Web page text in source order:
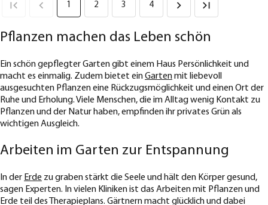
1 2 3 4
Pflanzen machen das Leben schön
Ein schön gepflegter Garten gibt einem Haus Persönlichkeit und
macht es einmalig. Zudem bietet einGartenmit liebevoll
ausgesuchten Pflanzen eine Rückzugsmöglichkeit und einen Ort der
Ruhe und Erholung. Viele Menschen, die im Alltag wenig Kontakt zu
Pflanzen und der Natur haben, empfinden ihr privates Grün als
wichtigen Ausgleich.
Arbeiten im Garten zur Entspannung
In der Erde zu graben stärkt die Seele und hält den Körper gesund,
sagen Experten. In vielen Kliniken ist das Arbeiten mit Pflanzen und
Erde teil des Therapieplans. Gärtnern macht glücklich und dabei